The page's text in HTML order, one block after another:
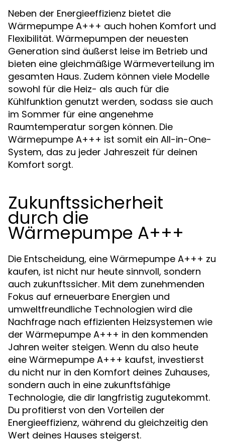
Neben der Energieeffizienz bietet die
Wärmepumpe A+++ auch hohen Komfort und
Flexibilität. Wärmepumpen der neuesten
Generation sind äußerst leise im Betrieb und
bieten eine gleichmäßige Wärmeverteilung im
gesamten Haus. Zudem können viele Modelle
sowohl für die Heiz- als auch für die
Kühlfunktion genutzt werden, sodass sie auch
im Sommer für eine angenehme
Raumtemperatur sorgen können. Die
Wärmepumpe A+++ ist somit ein All-in-One-
System, das zu jeder Jahreszeit für deinen
Komfort sorgt.
Zukunftssicherheit
durch die
Wärmepumpe A+++
Die Entscheidung, eine Wärmepumpe A+++ zu
kaufen, ist nicht nur heute sinnvoll, sondern
auch zukunftssicher. Mit dem zunehmenden
Fokus auf erneuerbare Energien und
umweltfreundliche Technologien wird die
Nachfrage nach effizienten Heizsystemen wie
der Wärmepumpe A+++ in den kommenden
Jahren weiter steigen. Wenn du also heute
eine Wärmepumpe A+++ kaufst, investierst
du nicht nur in den Komfort deines Zuhauses,
sondern auch in eine zukunftsfähige
Technologie, die dir langfristig zugutekommt.
Du profitierst von den Vorteilen der
Energieeffizienz, während du gleichzeitig den
Wert deines Hauses steigerst.